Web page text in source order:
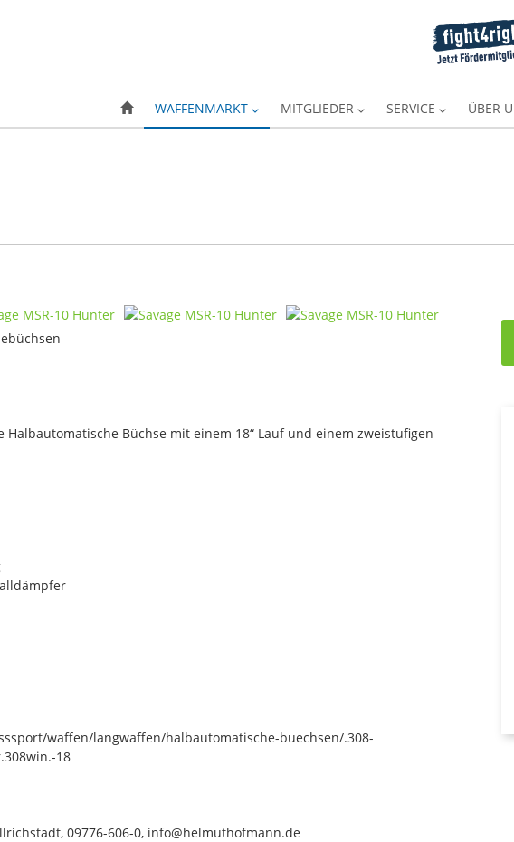
WAFFENMARKT MITGLIEDER SERVICE ÜBER
Halbautomatische Büchse mit einem 18“ Lauf und einem zweistufigen
waffen/langwaffen/halbautomatische-buechsen/.308-
18
09776-606-0, info@helmuthofmann.de